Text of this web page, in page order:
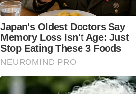
Japan's Oldest Doctors Say
Memory Loss Isn't Age: Just
Stop Eating These 3 Foods
NEUROMIND PRO